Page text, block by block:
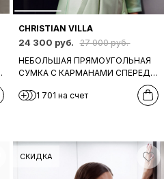
CHRISTIAN VILLA
24 300 руб.
27 000 руб.
НЕБОЛЬШАЯ ПРЯМОУГОЛЬНАЯ
СУМКА С КАРМАНАМИ СПЕРЕДИ
ЛАКИРОВАНОЙ КОЖИ ЧЕРНОГО
1 701 на счет
СКИДКА